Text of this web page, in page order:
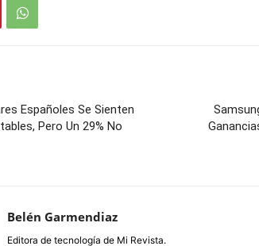
Españoles Se Sienten
Pero Un 29% No
Belén Garmendiaz
Editora de tecnología de Mi Revista.